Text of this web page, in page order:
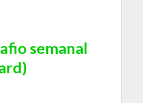
semanal